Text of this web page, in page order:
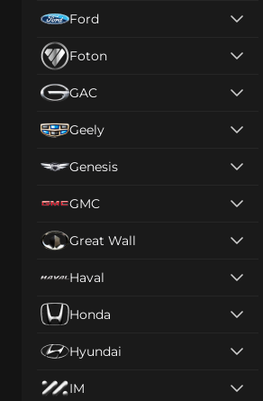
Ford
Foton
GAC
Geely
Genesis
GMC
Great Wall
Haval
Honda
Hyundai
IM